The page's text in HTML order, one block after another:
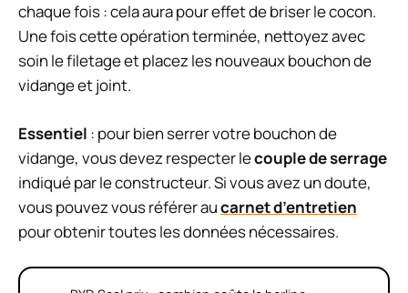
chaque fois : cela aura pour effet de briser le cocon.
Une fois cette opération terminée, nettoyez avec
soin le filetage et placez les nouveaux bouchon de
vidange et joint.
Essentiel : pour bien serrer votre bouchon de
vidange, vous devez respecter lecouple de serrage
indiqué par le constructeur. Si vous avez un doute,
vous pouvez vous référer aucarnet d’entretien
pour obtenir toutes les données nécessaires.